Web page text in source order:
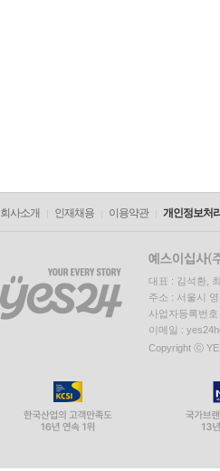
회사소개 인재채용 이용약관 개인정보처
대표 : 김석환,
주소 : 서울시
사업자등록번
이메일 :
Copyright ⓒ